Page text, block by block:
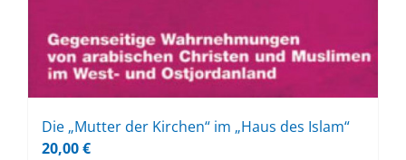
Die „Mut­ter der Kir­chen“ im „Haus des Is­lam“
20,00€